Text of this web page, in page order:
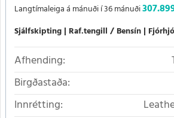
Langtímaleiga á mánuði í 36 mánuði
Sjálfskipting Raf.tengill / Bensín
Afhending:
Birgðastaða:
Innrétting: